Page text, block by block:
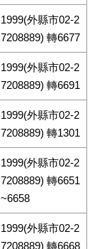
1999(外縣市02-2
7208889) 轉6677
1999(外縣市02-2
7208889) 轉6691
1999(外縣市02-2
7208889) 轉1301
1999(外縣市02-2
7208889) 轉6651
~6658
1999(外縣市02-2
7208889) 轉6668